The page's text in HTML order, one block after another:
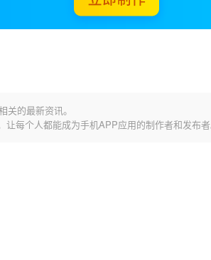
的最新资讯。
每个人都能成为手机APP应用的制作者和发布者